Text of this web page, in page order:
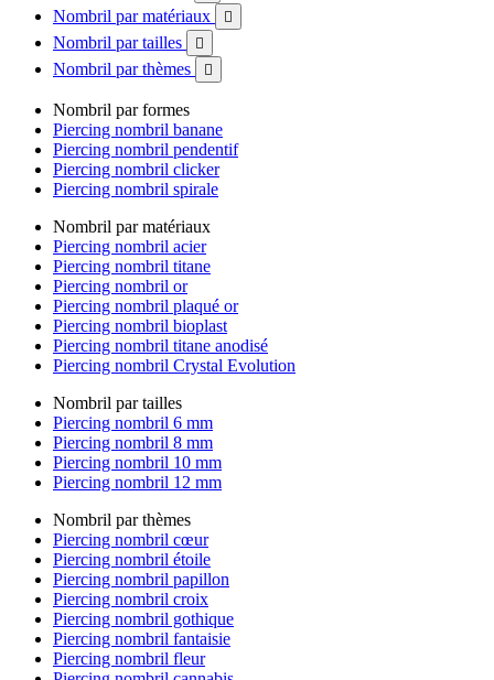
Nombril par matériaux 
Nombril par tailles 
Nombril par thèmes 
Nombril par formes
Piercing nombril banane
Piercing nombril pendentif
Piercing nombril clicker
Piercing nombril spirale
Nombril par matériaux
Piercing nombril acier
Piercing nombril titane
Piercing nombril or
Piercing nombril plaqué or
Piercing nombril bioplast
Piercing nombril titane anodisé
Piercing nombril Crystal Evolution
Nombril par tailles
Piercing nombril 6 mm
Piercing nombril 8 mm
Piercing nombril 10 mm
Piercing nombril 12 mm
Nombril par thèmes
Piercing nombril cœur
Piercing nombril étoile
Piercing nombril papillon
Piercing nombril croix
Piercing nombril gothique
Piercing nombril fantaisie
Piercing nombril fleur